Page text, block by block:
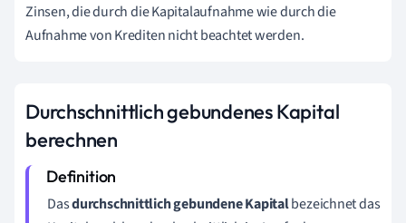
Zinsen, die durch die Kapitalaufnahme wie durch die
Aufnahme von Krediten nicht beachtet werden.
Durchschnittlich gebundenes Kapital
berechnen
Dasdurchschnittlich gebundene Kapitalbezeichnet das